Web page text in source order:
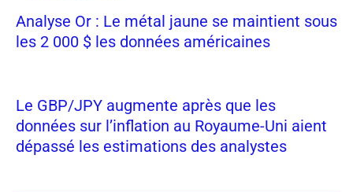
Analyse Or : Le métal jaune se maintient sous
les 2 000 $ les données américaines
Le GBP/JPY augmente après que les
données sur l’inflation au Royaume-Uni aient
dépassé les estimations des analystes